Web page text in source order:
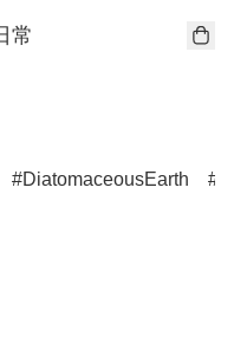
常
DiatomaceousEarth